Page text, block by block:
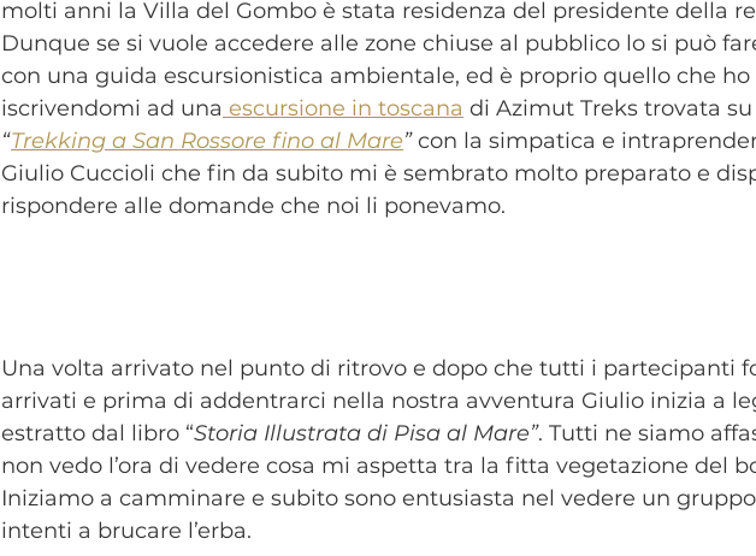
molti anni la Villa del Gombo è stata residenza del presidente della
Dunque se si vuole accedere alle zone chiuse al pubblico lo si può
con una guida escursionistica ambientale, ed è proprio quello che
iscrivendomi ad una escursione in toscana di Azimut Treks trovata
“Trekking a San Rossore fino al Mare” con la simpatica e
Giulio Cuccioli che fin da subito mi è sembrato molto preparato e
rispondere alle domande che noi li ponevamo.
Una volta arrivato nel punto di ritrovo e dopo che tutti i partecipanti
arrivati e prima di addentrarci nella nostra avventura Giulio inizia a
estratto dal libro “Storia Illustrata di Pisa al Mare”. Tutti ne siamo
non vedo l’ora di vedere cosa mi aspetta tra la fitta vegetazione del
Iniziamo a camminare e subito sono entusiasta nel vedere un
intenti a brucare l’erba.